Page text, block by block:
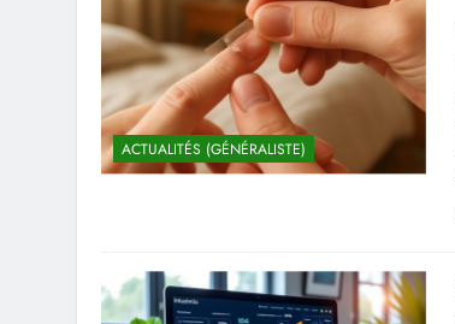
ACTUALITÉS (GÉNÉRALISTE)